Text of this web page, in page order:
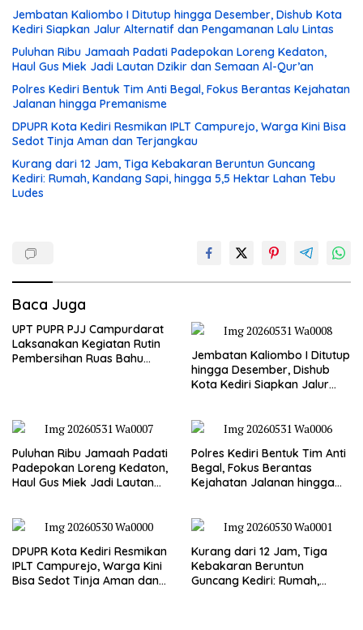
Jembatan Kaliombo I Ditutup hingga Desember, Dishub Kota
Kediri Siapkan Jalur Alternatif dan Pengamanan Lalu Lintas
Puluhan Ribu Jamaah Padati Padepokan Loreng Kedaton,
Haul Gus Miek Jadi Lautan Dzikir dan Semaan Al-Qur’an
Polres Kediri Bentuk Tim Anti Begal, Fokus Berantas Kejahatan
Jalanan hingga Premanisme
DPUPR Kota Kediri Resmikan IPLT Campurejo, Warga Kini Bisa
Sedot Tinja Aman dan Terjangkau
Kurang dari 12 Jam, Tiga Kebakaran Beruntun Guncang
Kediri: Rumah, Kandang Sapi, hingga 5,5 Hektar Lahan Tebu
Ludes
Baca Juga
UPT PUPR PJJ Campurdarat
Laksanakan Kegiatan Rutin
Pembersihan Ruas Bahu
Jembatan Kaliombo I Ditutup
hingga Desember, Dishub
Kota Kediri Siapkan Jalur
Puluhan Ribu Jamaah Padati
Padepokan Loreng Kedaton,
Haul Gus Miek Jadi Lautan
Polres Kediri Bentuk Tim Anti
Begal, Fokus Berantas
Kejahatan Jalanan hingga
DPUPR Kota Kediri Resmikan
IPLT Campurejo, Warga Kini
Bisa Sedot Tinja Aman dan
Kurang dari 12 Jam, Tiga
Kebakaran Beruntun
Guncang Kediri: Rumah,